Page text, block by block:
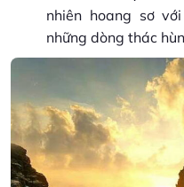
nhiên hoang sơ
những dòng thác